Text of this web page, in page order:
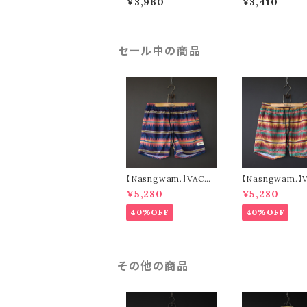
04
S7001
セール中の商品
【Nasngwam.】VACA
TION SHORTS (nav
y)
¥5,280
40%OFF
【Nasngwam.】
TION SHORTS
n)
¥5,280
40%OFF
その他の商品